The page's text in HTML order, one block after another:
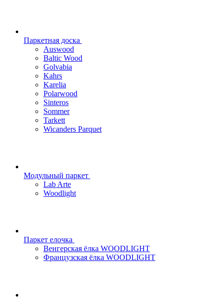
Паркетная доска
Auswood
Baltic Wood
Golvabia
Kahrs
Karelia
Polarwood
Sinteros
Sommer
Tarkett
Wicanders Parquet
Модульный паркет
Lab Arte
Woodlight
Паркет елочка
Венгерская ёлка WOODLIGHT
Французская ёлка WOODLIGHT